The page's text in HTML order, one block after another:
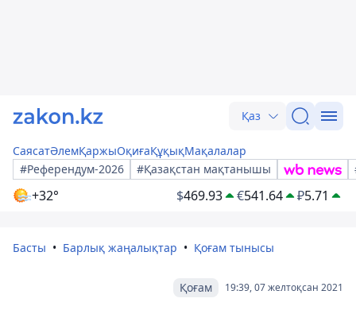
Қаз
СаясатӘлемҚаржыОқиғаҚұқықМақалалар
#Референдум-2026
#Қазақстан мақтанышы
+32° $469.93 €541.64 ₽5.71
Басты Барлық жаңалықтар Қоғам тынысы
19:39, 07 желтоқсан 2021
Қоғам